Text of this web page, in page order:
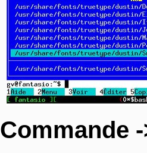
Commande